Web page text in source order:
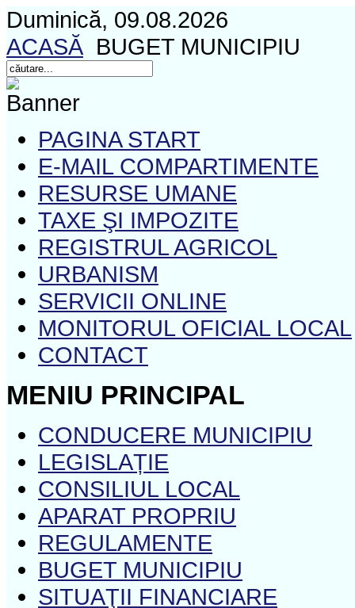
Duminică, 09.08.2026
ACASĂ BUGET MUNICIPIU
PAGINA START
E-MAIL COMPARTIMENTE
RESURSE UMANE
TAXE ŞI IMPOZITE
REGISTRUL AGRICOL
URBANISM
SERVICII ONLINE
MONITORUL OFICIAL LOCAL
CONTACT
MENIU PRINCIPAL
CONDUCERE MUNICIPIU
LEGISLAȚIE
CONSILIUL LOCAL
APARAT PROPRIU
REGULAMENTE
BUGET MUNICIPIU
SITUAŢII FINANCIARE